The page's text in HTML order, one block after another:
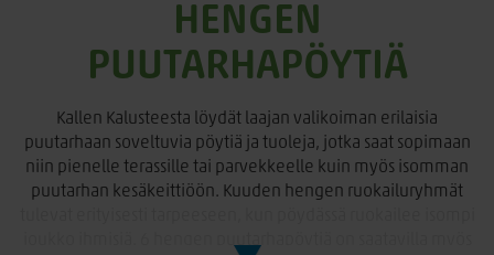
HENGEN
PUUTARHAPÖYTIÄ
Kallen Kalusteesta löydät laajan valikoiman erilaisia
puutarhaan soveltuvia pöytiä ja tuoleja, jotka saat sopimaan
niin pienelle terassille tai parvekkeelle kuin myös isomman
puutarhan kesäkeittiöön. Kuuden hengen ruokailuryhmät